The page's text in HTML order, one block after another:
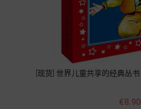
[现货] 世界儿童共享的经典丛
Price
€8.90